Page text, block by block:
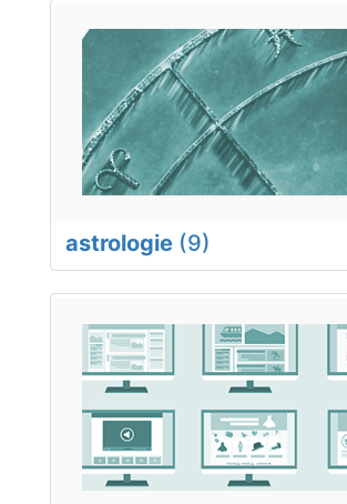
astrologie (9)